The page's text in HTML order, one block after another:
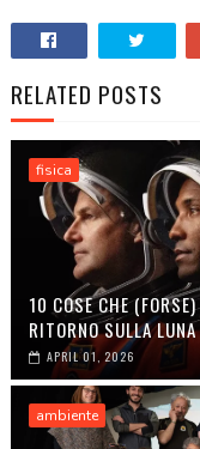
RELATED POSTS
fisica
10 COSE CHE
RITORNO SULLA LUNA
APRIL 01, 2026
ambiente